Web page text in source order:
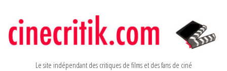
contenu
Le site indépendant des critiques de films et des fans de ciné